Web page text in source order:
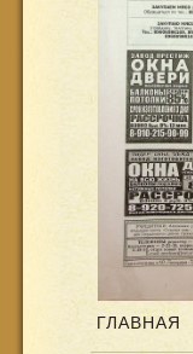
ГЛАВНАЯ